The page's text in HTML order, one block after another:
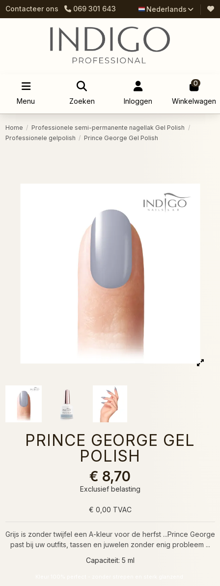
Contacteer ons 069 301 643 Nederlands
Menu Zoeken Inloggen
0
Winkelwagen
Home
Professionele semi-permanente nagellak Gel Polish
Professionele gelpolish
Prince George Gel Polish
PRINCE GEORGE GEL
POLISH
€ 8,70
Exclusief belasting
€ 0,00 TVAC
Grijs is zonder twijfel een A-kleur voor de herfst ...Prince George
past bij uw outfits, tassen en juwelen zonder enig probleem ...
Capaciteit: 5 ml